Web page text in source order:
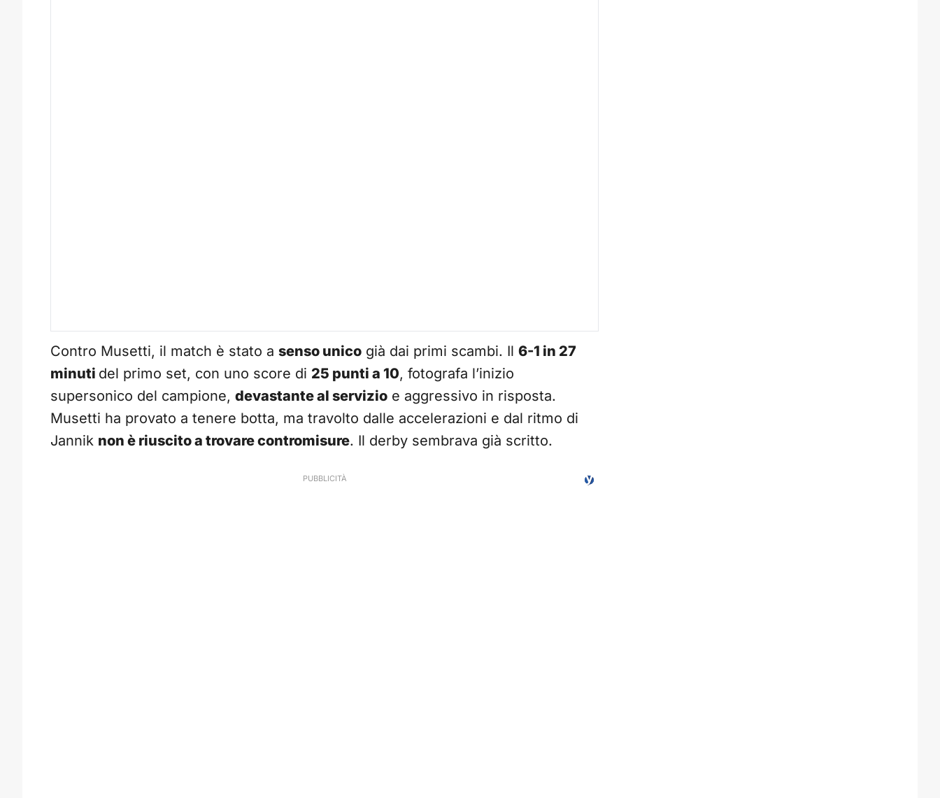
Contro Musetti, il match è stato a senso unico già dai primi scambi. Il 6-1 in 27
minuti del primo set, con uno score di 25 punti a 10, fotografa l’inizio
supersonico del campione, devastante al servizio e aggressivo in risposta.
Musetti ha provato a tenere botta, ma travolto dalle accelerazioni e dal ritmo di
Jannik non è riuscito a trovare contromisure. Il derby sembrava già scritto.